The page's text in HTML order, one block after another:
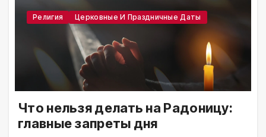
Религия Церковные И Праздничные Даты
Что нельзя делать на Радоницу:
главные запреты дня